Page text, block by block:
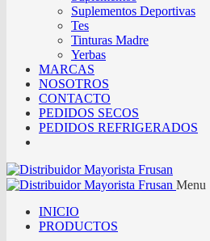
Suplementos Deportivas
Tes
Tinturas Madre
Yerbas
MARCAS
NOSOTROS
CONTACTO
PEDIDOS SECOS
PEDIDOS REFRIGERADOS
Menu
INICIO
PRODUCTOS